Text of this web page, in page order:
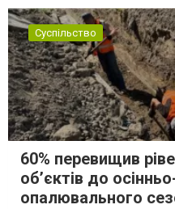
Суспільство
60% перевищив
об’єктів до
опалювального